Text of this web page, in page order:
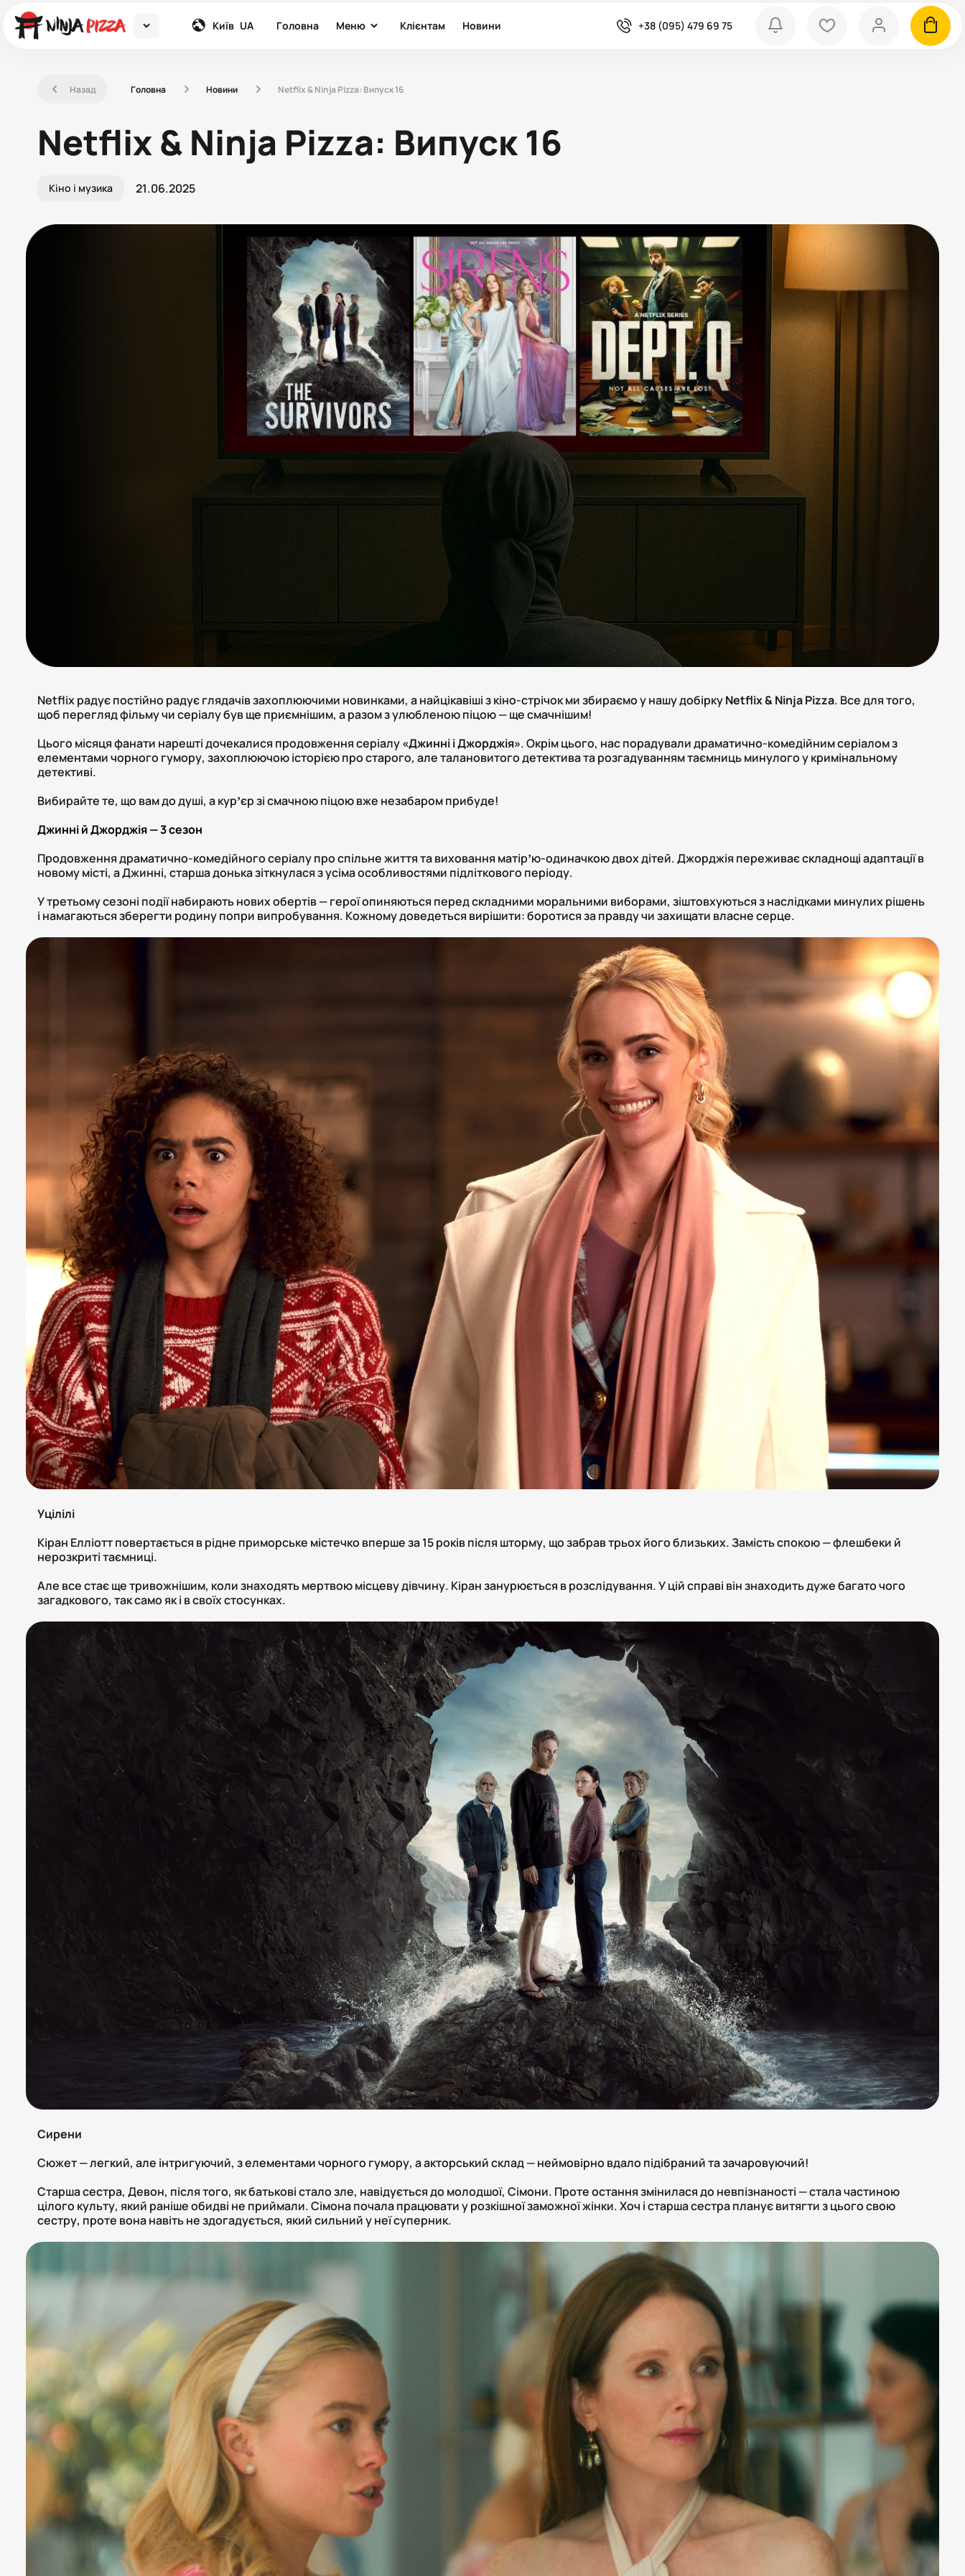
down global Київ UA Головна Меню arrow-down Клієнтам Новини phone +38 (095) 479 69 75 bell heart person cart
left Назад Головна right Новини right Netflix & Ninja Pizza: Випуск 16
Netflix & Ninja Pizza: Випуск 16
Кіно і музика 21.06.2025
Netflix радує постійно радує глядачів захоплюючими новинками, а найцікавіші з кіно-стрічок ми збираємо у нашу добіркуNetflix & Ninja Pizza. Все для того,
щоб перегляд фільму чи серіалу був ще приємнішим, а разом з улюбленою піцою — ще смачнішим!
Цього місяця фанати нарешті дочекалися продовження серіалу«Джинні і Джорджія». Окрім цього, нас порадували драматично-комедійним серіалом з
елементами чорного гумору, захоплюючою історією про старого, але талановитого детектива та розгадуванням таємниць минулого у кримінальному
детективі.
Вибирайте те, що вам до душі, а курʼєр зі смачною піцою вже незабаром прибуде!
Джинні й Джорджія — 3 сезон
Продовження драматично-комедійного серіалу про спільне життя та виховання матірʼю-одиначкою двох дітей. Джорджія переживає складнощі адаптації в
новому місті, а Джинні, старша донька зіткнулася з усіма особливостями підліткового періоду.
У третьому сезоні події набирають нових обертів — герої опиняються перед складними моральними виборами, зіштовхуються з наслідками минулих рішень
і намагаються зберегти родину попри випробування. Кожному доведеться вирішити: боротися за правду чи захищати власне серце.
Уцілілі
Кіран Елліотт повертається в рідне приморське містечко вперше за 15 років після шторму, що забрав трьох його близьких. Замість спокою — флешбеки й
нерозкриті таємниці.
Але все стає ще тривожнішим, коли знаходять мертвою місцеву дівчину. Кіран занурюється в розслідування. У цій справі він знаходить дуже багато чого
загадкового, так само як і в своїх стосунках.
Сирени
Сюжет — легкий, але інтригуючий, з елементами чорного гумору, а акторський склад — неймовірно вдало підібраний та зачаровуючий!
Старша сестра, Девон, після того, як батькові стало зле, навідується до молодшої, Сімони. Проте остання змінилася до невпізнаності — стала частиною
цілого культу, який раніше обидві не приймали. Сімона почала працювати у розкішної заможної жінки. Хоч і старша сестра планує витягти з цього свою
сестру, проте вона навіть не здогадується, який сильний у неї суперник.